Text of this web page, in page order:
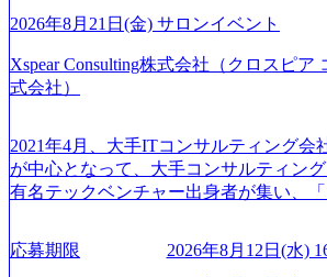
2026年8月21日(金) サロンイベント
Xspear Consulting株式会社（クロスピア
式会社）
2021年4月、大手ITコンサルティング会
が中心となって、大手コンサルティン
有名テックベンチャー出身者が集い、
い」という想いの下で立ち上げた新鋭フ
ーがビジネスの成功に大きな影響力を持
応募期限
2026年8月12日(水)